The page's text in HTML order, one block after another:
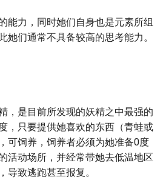
能力，同时她们自身也是元素所组
她们通常不具备较高的思考能力。
，是目前所发现的妖精之中最强的
，只要提供她喜欢的东西（青蛙或
可饲养，饲养者必须为她准备0度
活动场所，并经常带她去低温地区
导致逃跑甚至报复。